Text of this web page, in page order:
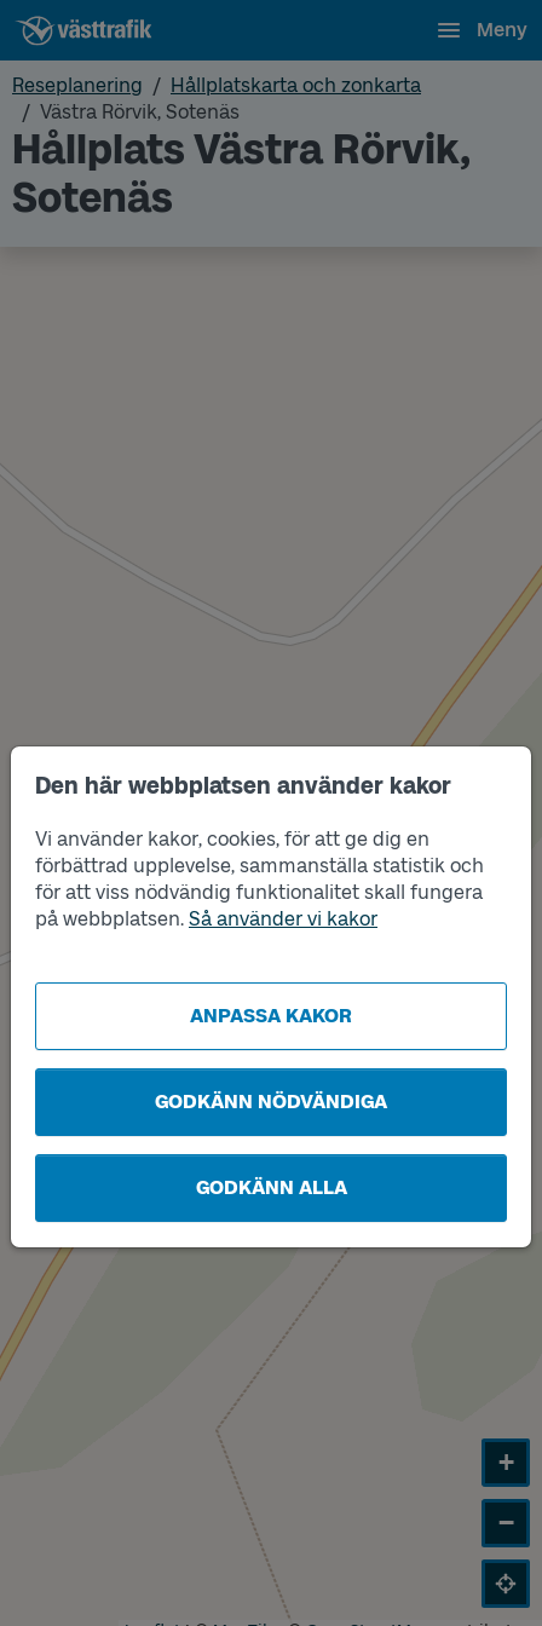
Den här webbplatsen använder kakor
Vi använder kakor, cookies, för att ge dig en
förbättrad upplevelse, sammanställa statistik och
för att viss nödvändig funktionalitet skall fungera
på webbplatsen. Så använder vi kakor
ANPASSA KAKOR
GODKÄNN NÖDVÄNDIGA
GODKÄNN ALLA
Meny
Reseplanering
Hållplatskarta och zonkarta
Västra Rörvik, Sotenäs
Hållplats Västra Rörvik,
Sotenäs
Läge
A
Läge
B
+
−